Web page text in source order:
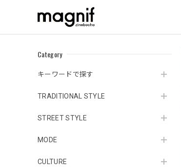
Category
キーワードで探す
TRADITIONAL STYLE
STREET STYLE
MODE
CULTURE